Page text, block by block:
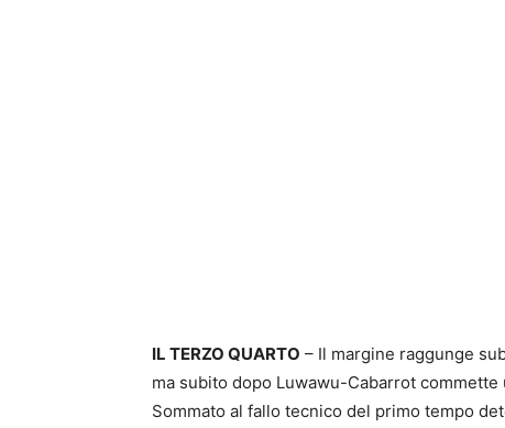
IL TERZO QUARTO – Il margine raggunge
ma subito dopo Luwawu-Cabarrot
Sommato al fallo tecnico del primo tempo